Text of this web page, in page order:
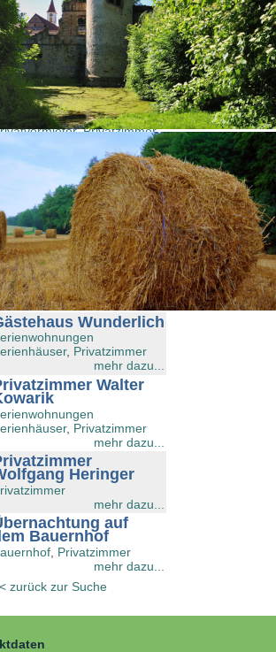
Pension
,Privatvermieter,
mehr dazu...
Irmler
,Gästehaus
,Gästehaus,
,Privatzimmer
mehr dazu...
Gästehaus Kirschner
Pension,
,Privatvermieter,
mehr dazu...
Schimmer
,Privatzimmer
mehr dazu...
Wunderlich
, Privatzimmer
mehr dazu...
Walter
, Privatzimmer
mehr dazu...
Heringer
mehr dazu...
auf
Bauernhof
, Privatzimmer
mehr dazu...
zurück zur Suche